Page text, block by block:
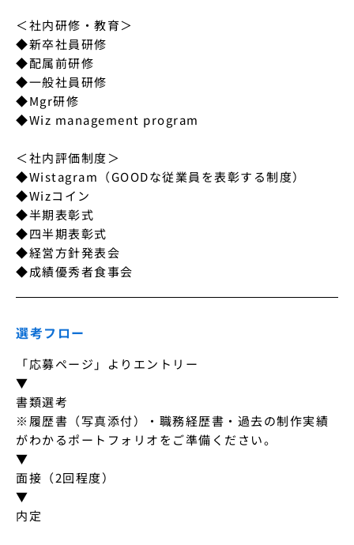
＜社内研修・教育＞
◆新卒社員研修
◆配属前研修
◆一般社員研修
◆Mgr研修
◆Wiz management program
＜社内評価制度＞
◆Wistagram（GOODな従業員を表彰する制度）
◆Wizコイン
◆半期表彰式
◆四半期表彰式
◆経営方針発表会
◆成績優秀者食事会
選考フロー
「応募ページ」よりエントリー
▼
書類選考
※履歴書（写真添付）・職務経歴書・過去の制作実績
がわかるポートフォリオをご準備ください。
▼
面接（2回程度）
▼
内定